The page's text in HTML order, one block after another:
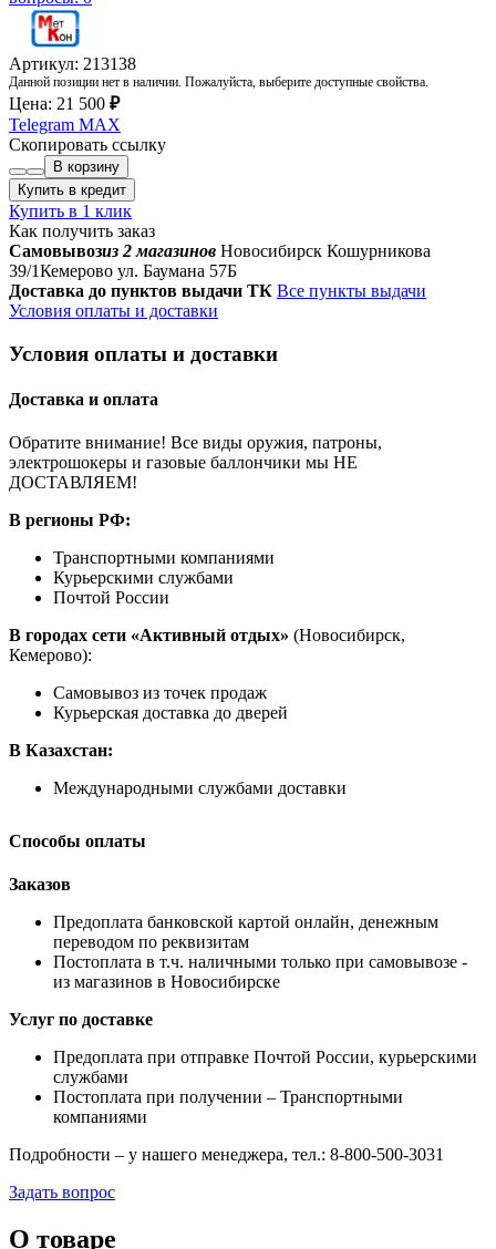
Артикул: 213138
Данной позиции нет в наличии. Пожалуйста, выберите доступные свойства.
Цена: 21 500 ₽
Telegram MAX
Скопировать ссылку
В корзину
Купить в кредит
Купить в 1 клик
Как получить заказ
Самовывозиз 2 магазинов Новосибирск Кошурникова
39/1Кемерово ул. Баумана 57Б
Доставка до пунктов выдачи ТК Все пункты выдачи
Условия оплаты и доставки
Условия оплаты и доставки
Доставка и оплата
Обратите внимание! Все виды оружия, патроны,
электрошокеры и газовые баллончики мы НЕ
ДОСТАВЛЯЕМ!
В регионы РФ:
Транспортными компаниями
Курьерскими службами
Почтой России
В городах сети «Активный отдых» (Новосибирск,
Кемерово):
Самовывоз из точек продаж
Курьерская доставка до дверей
В Казахстан:
Международными службами доставки
Способы оплаты
Заказов
Предоплата банковской картой онлайн, денежным
переводом по реквизитам
Постоплата в т.ч. наличными только при самовывозе -
из магазинов в Новосибирске
Услуг по доставке
Предоплата при отправке Почтой России, курьерскими
службами
Постоплата при получении – Транспортными
компаниями
Подробности – у нашего менеджера, тел.: 8-800-500-3031
Задать вопрос
О товаре